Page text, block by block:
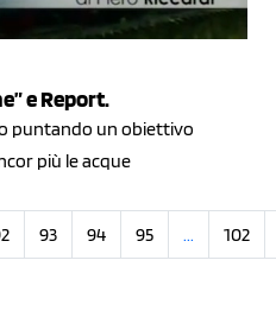
e Report.
puntando un obiettivo
più le acque
93 94 95 ... 102